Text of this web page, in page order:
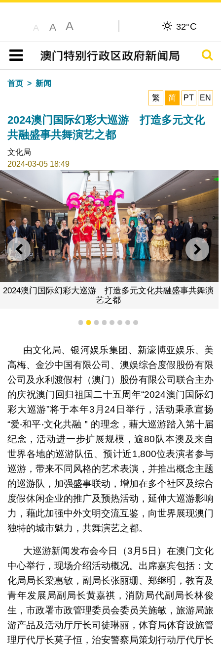
A A A 32°C
目录
搜寻
首页
新闻
繁
简 PT EN
2024澳门国际幻彩大巡游 打造多元文化
共融盛事共舞演艺之都
文化局
2024-03-05 18:49
上一则 下一
2024澳门国际幻彩大巡游 打造多元文化共融盛事共舞演
艺之都
1 2 3 4 5 6 7 8
由文化局、银河娱乐集团、新濠博亚娱乐、美
高梅、金沙中国有限公司、澳娱综合度假股份有限
公司及永利渡假村（澳门）股份有限公司联合主办
的庆祝澳门回归祖国二十五周年“2024澳门国际幻
彩大巡游”将于本年3月24日举行，活动秉承宣扬
“爱‧和平‧文化共融＂的理念，藉大巡游踏入第十届
纪念，活动进一步扩展规模，逾80队本澳及来自
世界各地的巡游队伍、预计近1,800位表演者参与
巡游，带来不同风格的艺术表演，并推出概念主题
的巡游队，加强盛事联动，增加在多个社区及综合
度假休闲企业的推广及预热活动，延伸大巡游影响
力，藉此加强中外文明交流互鉴，向世界展现澳门
独特的城市魅力，共舞演艺之都。
大巡游新闻发布会今日（3月5日）在澳门文化
中心举行，现场介绍活动概况。出席嘉宾包括：文
化局局长梁惠敏，副局长张丽珊、郑继明，教育及
青年发展局副局长黄嘉祺，消防局代副局长林俊
生，市政署市政管理委员会委员关施敏，旅游局旅
游产品及活动厅厅长司徒琳丽，体育局体育设施管
理厅代厅长莫子恒，治安警察局策划行动厅代厅长